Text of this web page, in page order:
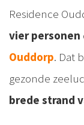
Residence
vier personen
Ouddorp. Dat
gezonde
brede strand